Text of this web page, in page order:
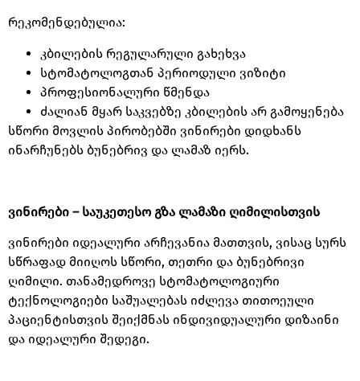
რეკომენდებულია:
კბილების რეგულარული გახეხვა
სტომატოლოგთან პერიოდული ვიზიტი
პროფესიონალური წმენდა
ძალიან მყარ საკვებზე კბილების არ გამოყენება
სწორი მოვლის პირობებში ვინირები დიდხანს
ინარჩუნებს ბუნებრივ და ლამაზ იერს.
ვინირები – საუკეთესო გზა ლამაზი ღიმილისთვის
ვინირები იდეალური არჩევანია მათთვის, ვისაც სურს
სწრაფად მიიღოს სწორი, თეთრი და ბუნებრივი
ღიმილი. თანამედროვე სტომატოლოგიური
ტექნოლოგიები საშუალებას იძლევა თითოეული
პაციენტისთვის შეიქმნას ინდივიდუალური დიზაინი
და იდეალური შედეგი.